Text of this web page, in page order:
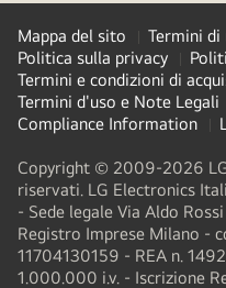
Mappa del sito
Termini di
Politica sulla privacy
Termini e condizioni di
Termini d'uso e Note Legali
Compliance Information
Copyright © 2009-2026
riservati. LG Electronics
- Sede legale Via Aldo
Registro Imprese Milano -
11704130159 - REA n.
1.000.000 i.v. - Iscrizione